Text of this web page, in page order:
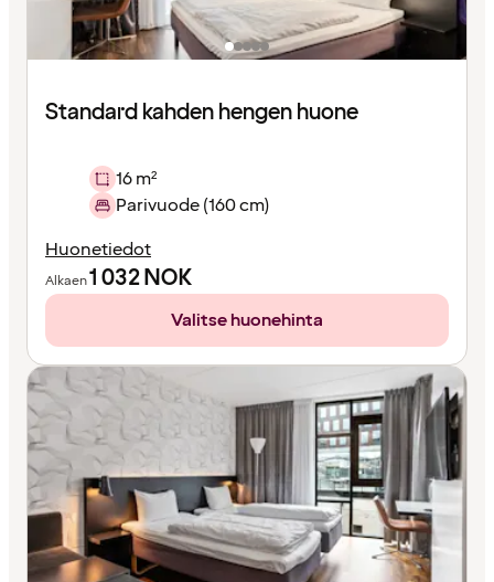
Standard kahden hengen huone
16 m²
Parivuode (160 cm)
Huonetiedot
Alkaen1 032NOK
Valitse huonehinta